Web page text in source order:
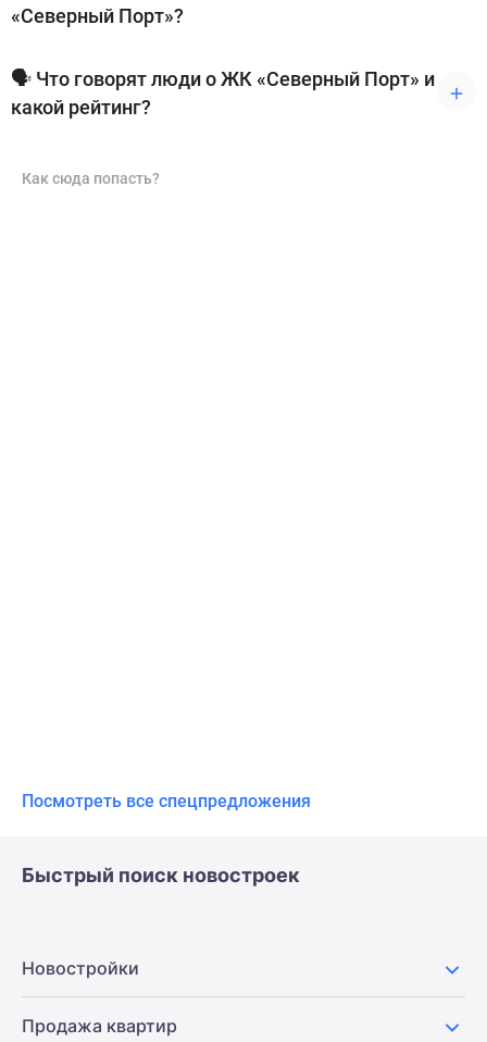
«Северный Порт»?
🗣 Что говорят люди о ЖК «Северный Порт» и
какой рейтинг?
Как сюда попасть?
Посмотреть все спецпредложения
Быстрый поиск новостроек
Новостройки
Продажа квартир